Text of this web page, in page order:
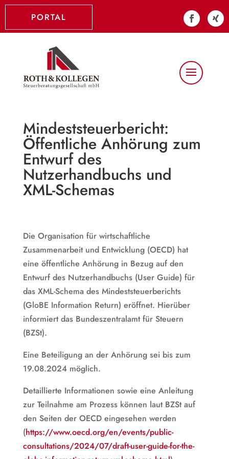
PORTAL
Mindeststeuerbericht:
Öffentliche Anhörung zum
Entwurf des
Nutzerhandbuchs und
XML-Schemas
Die Organisation für wirtschaftliche
Zusammenarbeit und Entwicklung (OECD) hat
eine öffentliche Anhörung in Bezug auf den
Entwurf des Nutzerhandbuchs (User Guide) für
das XML-Schema des Mindeststeuerberichts
(GloBE Information Return) eröffnet. Hierüber
informiert das Bundeszentralamt für Steuern
(BZSt).
Eine Beteiligung an der Anhörung sei bis zum
19.08.2024 möglich.
Detaillierte Informationen sowie eine Anleitung
zur Teilnahme am Prozess können laut BZSt auf
den Seiten der OECD eingesehen werden
(https://www.oecd.org/en/events/public-
consultations/2024/07/draft-user-guide-for-the-